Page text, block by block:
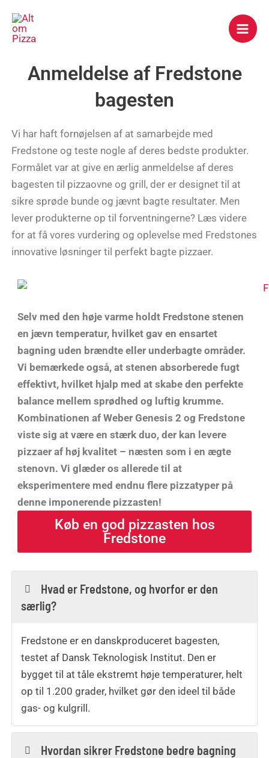
indholdet
Anmeldelse af Fredstone
bagesten
Vi har haft fornøjelsen af at samarbejde med
Fredstone og teste nogle af deres bedste produkter.
Formålet var at give en ærlig anmeldelse af deres
bagesten til pizzaovne og grill, der er designet til at
sikre sprøde bunde og jævnt bagte resultater. Men
lever produkterne op til forventningerne? Læs videre
for at få vores vurdering og oplevelse med Fredstones
innovative løsninger til perfekt bagte pizzaer.
Selv med den høje varme holdt Fredstone stenen
en jævn temperatur, hvilket gav en ensartet
bagning uden brændte eller underbagte områder.
Vi bemærkede også, at stenen absorberede fugt
effektivt, hvilket hjalp med at skabe den perfekte
balance mellem sprødhed og luftig krumme.
Kombinationen af Weber Genesis 2 og Fredstone
viste sig at være en stærk duo, der kan levere
pizzaer af høj kvalitet – næsten som i en ægte
stenovn. Vi glæder os allerede til at
eksperimentere med endnu flere pizzatyper på
denne imponerende pizzasten!
Køb en god pizzasten hos
Fredstone
Hvad er Fredstone, og hvorfor er den
særlig?
Fredstone er en danskproduceret bagesten,
testet af Dansk Teknologisk Institut. Den er
bygget til at tåle ekstremt høje temperaturer, helt
op til 1.200 grader, hvilket gør den ideel til både
gas- og kulgrill.
Hvordan sikrer Fredstone bedre bagning